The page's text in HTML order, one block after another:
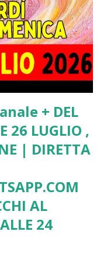
+ DEL
26 LUGLIO ,
| DIRETTA
AL
24